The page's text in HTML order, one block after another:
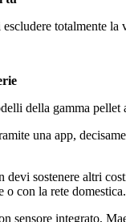
totalmente la
della gamma
una app,
devi sostenere altri
o con la rete
sensore integrato,